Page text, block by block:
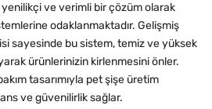
ve verimli bir çözüm olarak
odaklanmaktadır. Gelişmiş
sayesinde bu sistem, temiz ve yüksek
ürünlerinizin kirlenmesini önler.
tasarımıyla pet şişe üretim
ve güvenilirlik sağlar.